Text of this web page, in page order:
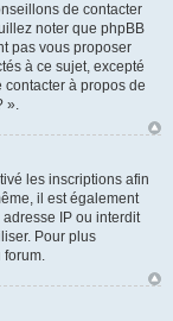
de contacter
noter que phpBB
pas vous proposer
à ce sujet, excepté
contacter à propos de
».
les inscriptions afin
il est également
IP ou interdit
Pour plus
forum.